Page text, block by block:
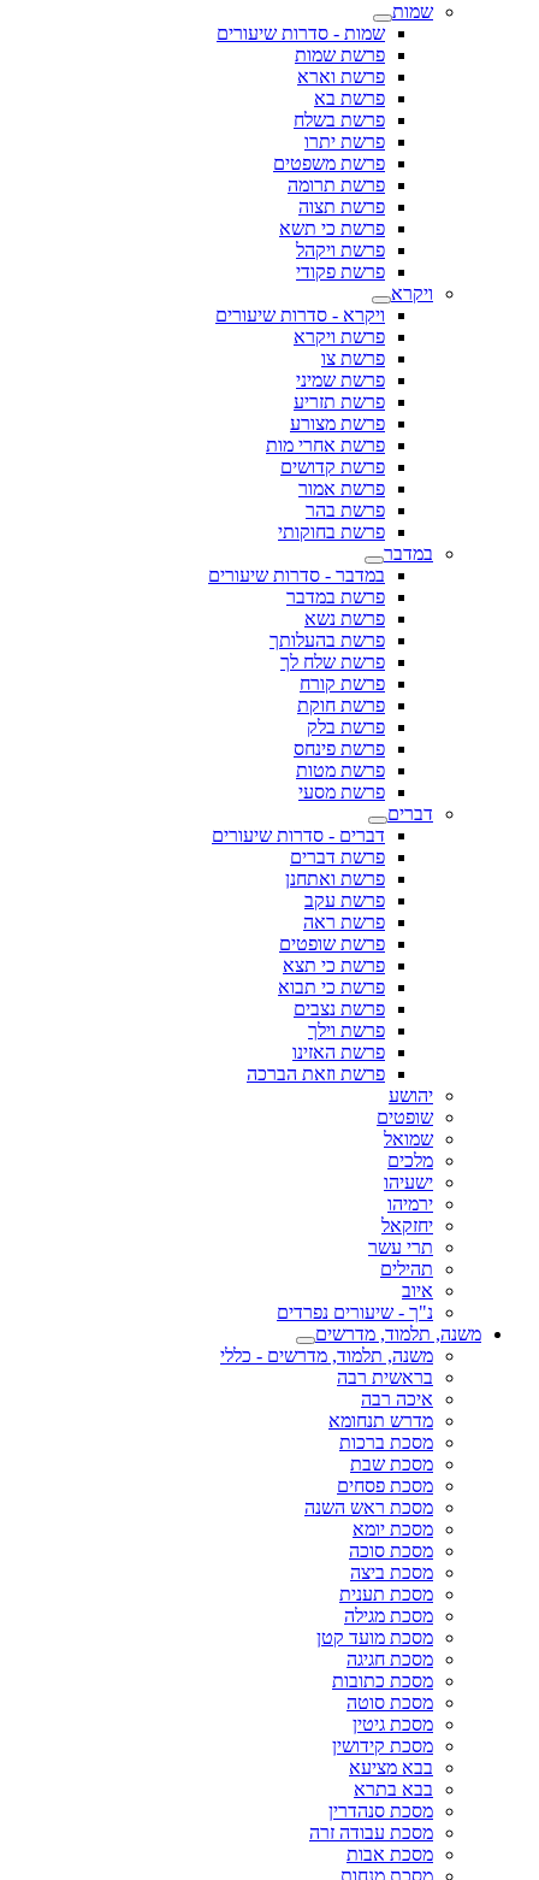
שמות
שמות - סדרות שיעורים
פרשת שמות
פרשת וארא
פרשת בא
פרשת בשלח
פרשת יתרו
פרשת משפטים
פרשת תרומה
פרשת תצוה
פרשת כי תשא
פרשת ויקהל
פרשת פקודי
ויקרא
ויקרא - סדרות שיעורים
פרשת ויקרא
פרשת צו
פרשת שמיני
פרשת תזריע
פרשת מצורע
פרשת אחרי מות
פרשת קדושים
פרשת אמור
פרשת בהר
פרשת בחוקותי
במדבר
במדבר - סדרות שיעורים
פרשת במדבר
פרשת נשא
פרשת בהעלותך
פרשת שלח לך
פרשת קורח
פרשת חוקת
פרשת בלק
פרשת פינחס
פרשת מטות
פרשת מסעי
דברים
דברים - סדרות שיעורים
פרשת דברים
פרשת ואתחנן
פרשת עקב
פרשת ראה
פרשת שופטים
פרשת כי תצא
פרשת כי תבוא
פרשת נצבים
פרשת וילך
פרשת האזינו
פרשת וזאת הברכה
יהושע
שופטים
שמואל
מלכים
ישעיהו
ירמיהו
יחזקאל
תרי עשר
תהילים
איוב
נ"ך - שיעורים נפרדים
משנה, תלמוד, מדרשים
משנה, תלמוד, מדרשים - כללי
בראשית רבה
איכה רבה
מדרש תנחומא
מסכת ברכות
מסכת שבת
מסכת פסחים
מסכת ראש השנה
מסכת יומא
מסכת סוכה
מסכת ביצה
מסכת תענית
מסכת מגילה
מסכת מועד קטן
מסכת חגיגה
מסכת כתובות
מסכת סוטה
מסכת גיטין
מסכת קידושין
בבא מציעא
בבא בתרא
מסכת סנהדרין
מסכת עבודה זרה
מסכת אבות